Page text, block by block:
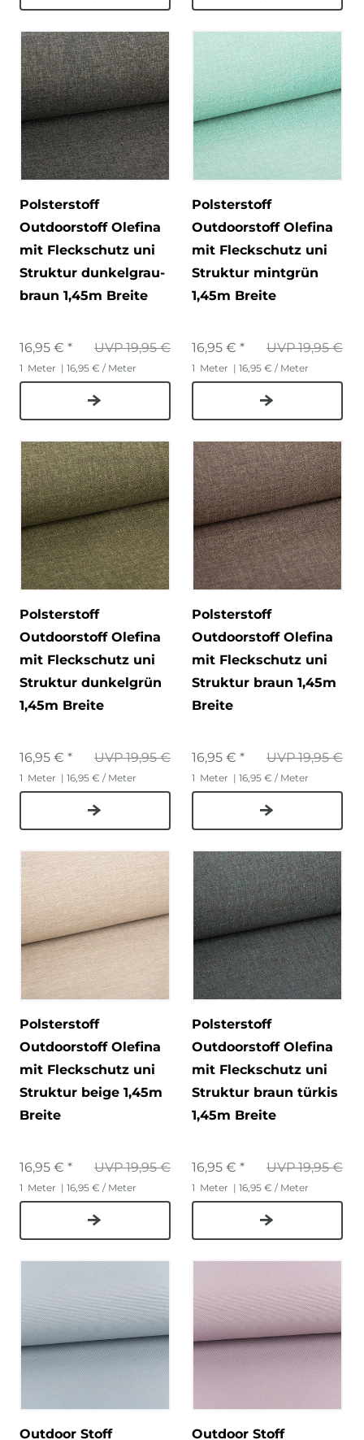
Polsterstoff
Outdoorstoff Olefina
mit Fleckschutz uni
Struktur dunkelgrau-
braun 1,45m Breite
UVP 19,95 €
16,95 € *
1 Meter | 16,95 € / Meter
Polsterstoff
Outdoorstoff Olefina
mit Fleckschutz uni
Struktur mintgrün
1,45m Breite
UVP 19,95 €
16,95 € *
1 Meter | 16,95 € / Meter
Polsterstoff
Outdoorstoff Olefina
mit Fleckschutz uni
Struktur dunkelgrün
1,45m Breite
UVP 19,95 €
16,95 € *
1 Meter | 16,95 € / Meter
Polsterstoff
Outdoorstoff Olefina
mit Fleckschutz uni
Struktur braun 1,45m
Breite
UVP 19,95 €
16,95 € *
1 Meter | 16,95 € / Meter
Polsterstoff
Outdoorstoff Olefina
mit Fleckschutz uni
Struktur beige 1,45m
Breite
UVP 19,95 €
16,95 € *
1 Meter | 16,95 € / Meter
Polsterstoff
Outdoorstoff Olefina
mit Fleckschutz uni
Struktur braun türkis
1,45m Breite
UVP 19,95 €
16,95 € *
1 Meter | 16,95 € / Meter
Outdoor Stoff Outdoor Stoff